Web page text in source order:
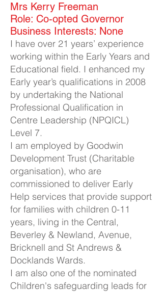
Mrs Kerry Freeman​
Role: Co-opted Governor
Business Interests: None
I have over 21 years’ experience
working within the Early Years and
Educational field. I enhanced my
Early year’s qualifications in 2008
by undertaking the National
Professional Qualification in
Centre Leadership (NPQICL)
Level 7.
I am employed by Goodwin
Development Trust (Charitable
organisation), who are
commissioned to deliver Early
Help services that provide support
for families with children 0-11
years, living in the Central,
Beverley & Newland, Avenue,
Bricknell and St Andrews &
Docklands Wards.
I am also one of the nominated
Children's safeguarding leads for